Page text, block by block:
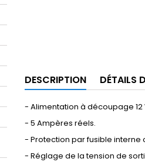
DESCRIPTION DÉTAILS
- Alimentation à découpage 12
- 5 Ampères réels.
- Protection par fusible
- Réglage de la tension de